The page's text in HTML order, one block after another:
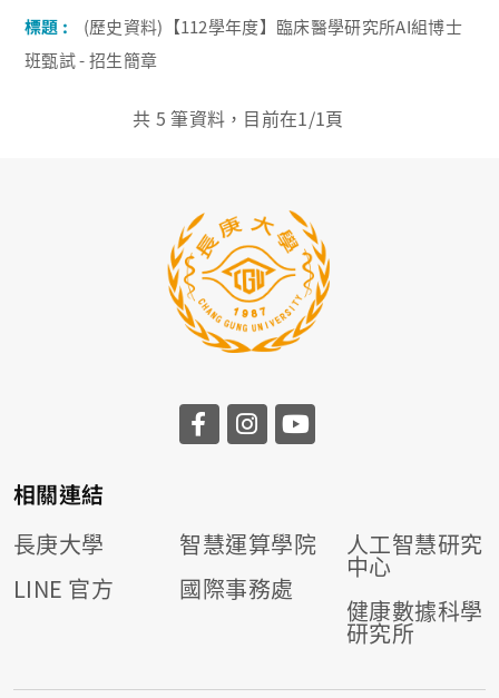
(歷史資料)【112學年度】臨床醫學研究所AI組博士
班甄試 - 招生簡章
共 5 筆資料，目前在1/1頁
相關連結
長庚大學
LINE 官方
智慧運算學院
國際事務處
人工智慧研究
中心
健康數據科學
研究所